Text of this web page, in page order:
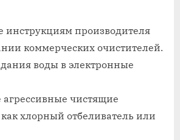
инструкциям производителя
коммерческих очистителей.
воды в электронные
агрессивные чистящие
как хлорный отбеливатель или